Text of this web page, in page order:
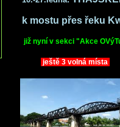
k mostu přes řeku
již nyní v sekci "Akce
ještě 3 volná místa